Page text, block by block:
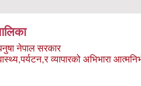
नेपाल सरकार
व्यापारको अभिभारा